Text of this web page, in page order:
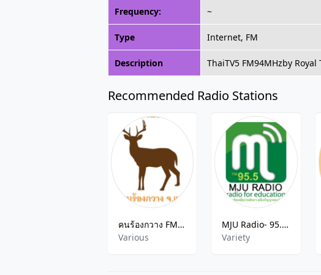
Frequency: ~
Type Internet, FM
Description ThaiTV5 FM94MHzby
Recommended Radio Stations
คนร้องกวาง FM95.25MHZ แพร่
Various
MJU Radio- 95.5 FM
Variety